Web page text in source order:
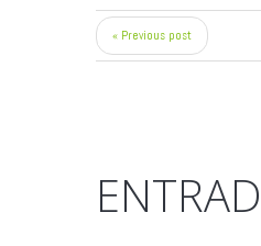
« Previous post